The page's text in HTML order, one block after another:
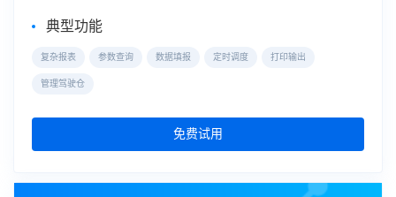
典型功能
复杂报表 参数查询 数据填报 定时调度 打印输出
管理驾驶仓
免费试用